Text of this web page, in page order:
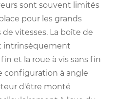
sont souvent limités
pour les grands
vitesses. La boîte de
intrinsèquement
et la roue à vis sans fin
configuration à angle
d'être monté